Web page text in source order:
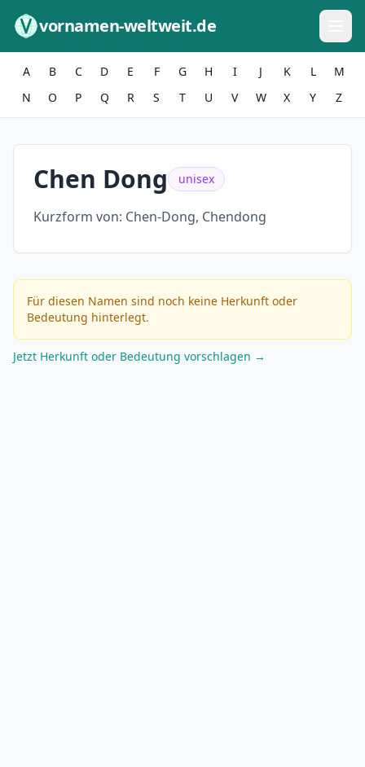
vornamen-weltweit.de
A B C D E F G H I J K L
M
N
O P Q R S T U V W X Y Z
Chen Dong unisex
Kurzform von: Chen-Dong, Chendong
Für diesen Namen sind noch keine Herkunft oder
Bedeutung hinterlegt.
Jetzt Herkunft oder Bedeutung vorschlagen →